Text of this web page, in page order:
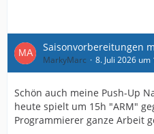
Saisonvorbereitungen
MarkyMarc 8. Juli 2026 um
Schön auch meine Push-Up
heute spielt um 15h "ARM"
Programmierer ganze Arbeit